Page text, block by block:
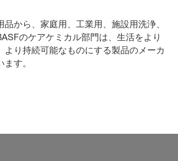
から、家庭用、工業用、施設用洗浄、
のケアケミカル部門は、生活をより
より持続可能なものにする製品のメーカ
す。